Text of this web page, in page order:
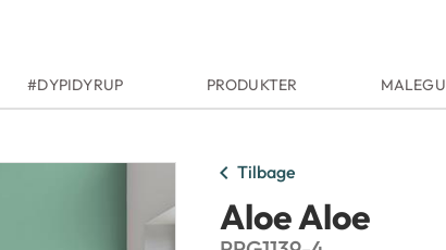
#DYPIDYRUP PRODUKTER
chevron_left Tilbage
Aloe Aloe